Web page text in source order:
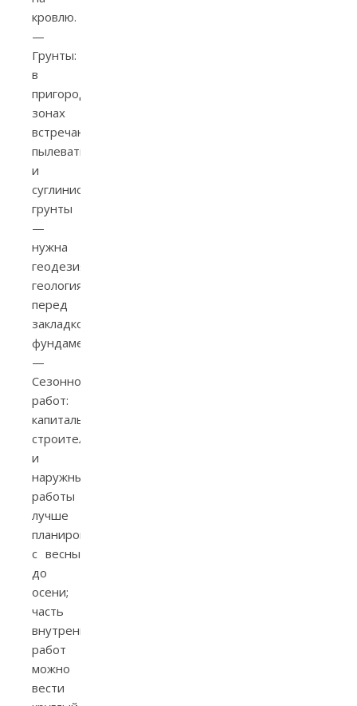
кровлю.
—
Грунты:
в
пригородных
зонах
встречаются
пылеватые
и
суглинистые
грунты
—
нужна
геодезия/
геология
перед
закладкой
фундамента.
—
Сезонность
работ:
капитальное
строительство
и
наружные
работы
лучше
планировать
с весны
до
осени;
часть
внутренних
работ
можно
вести